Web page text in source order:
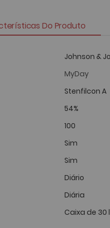
Do Produto
Johnson &
MyDay
Stenfilcon A
54%
100
Sim
Sim
Diário
Diária
Caixa de 30